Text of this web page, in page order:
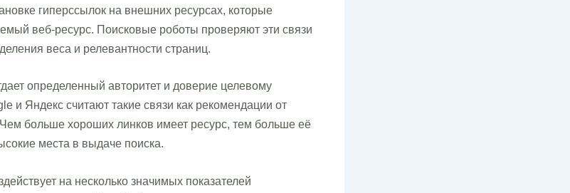
гиперссылок на внешних ресурсах, которые
веб-ресурс. Поисковые роботы проверяют эти связи
веса и релевантности страниц.
определенный авторитет и доверие целевому
и Яндекс считают такие связи как рекомендации от
Чем больше хороших линков имеет ресурс, тем больше её
места в выдаче поиска.
на несколько значимых показателей